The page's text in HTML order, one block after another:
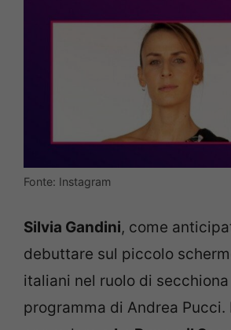
Fonte: Instagram
Silvia Gandini, come
debuttare sul piccolo
italiani nel ruolo di
programma di Andrea Pucci.